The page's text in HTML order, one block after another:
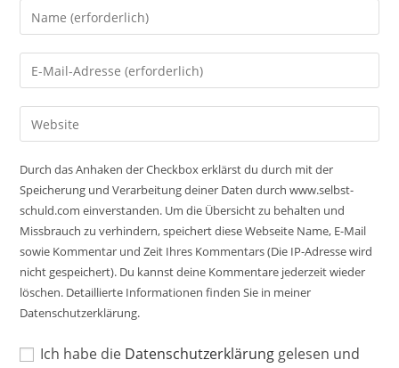
Gib
deinen
Namen
oder
zum
Kommentieren
ein
Gib
deine
E-
Mail-
zum
Kommentieren
ein
Gib
deine
Website-
URL
ein
(optional)
Durch das Anhaken der Checkbox erklärst du durch mit der
Speicherung und Verarbeitung deiner Daten durch www.selbst-
schuld.com einverstanden. Um die Übersicht zu behalten und
Missbrauch zu verhindern, speichert diese Webseite Name, E-Mail
sowie Kommentar und Zeit Ihres Kommentars (Die IP-Adresse wird
nicht gespeichert). Du kannst deine Kommentare jederzeit wieder
löschen. Detaillierte Informationen finden Sie in meiner
Datenschutzerklärung.
Ich habe die Datenschutzerklärung gelesen und